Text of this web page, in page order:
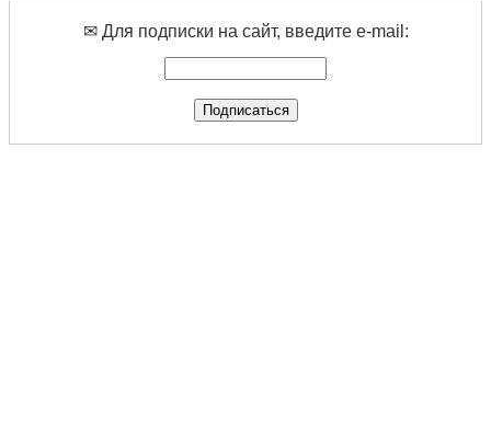
✉ Для подписки на сайт, введите e-mail: